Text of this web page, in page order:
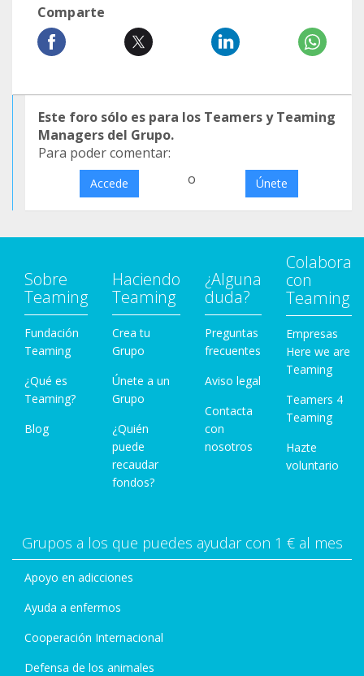
Comparte
Este foro sólo es para los Teamers y Teaming
Managers del Grupo.
Para poder comentar:
Accede o Únete
Sobre
Teaming
Fundación
Teaming
¿Qué es
Teaming?
Blog
Haciendo
Teaming
Crea tu
Grupo
Únete a un
Grupo
¿Quién
puede
recaudar
fondos?
¿Alguna
duda?
Preguntas
frecuentes
Aviso legal
Contacta
con
nosotros
Colabora
con
Teaming
Empresas
Here we are
Teaming
Teamers 4
Teaming
Hazte
voluntario
Grupos a los que puedes ayudar con 1 € al mes
Apoyo en adicciones
Ayuda a enfermos
Cooperación Internacional
Defensa de los animales